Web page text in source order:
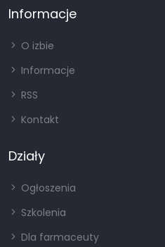
Informacje
O izbie
Informacje
RSS
Kontakt
Działy
Ogłoszenia
Szkolenia
Dla farmaceuty